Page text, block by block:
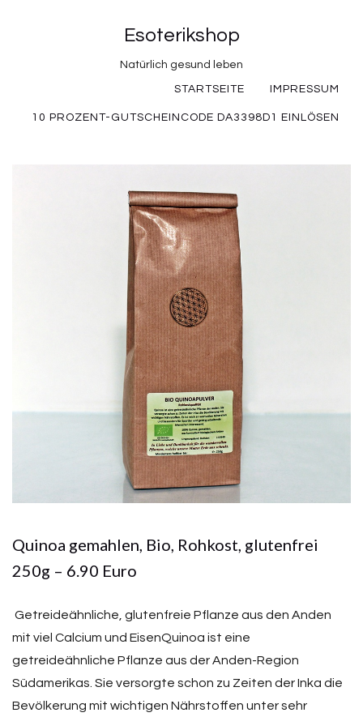
Esoterikshop
Natürlich gesund leben
STARTSEITE IMPRESSUM
10 PROZENT-GUTSCHEINCODE DA3398D1 EINLÖSEN
Quinoa gemahlen, Bio, Rohkost, glutenfrei
250g – 6.90 Euro
Getreideähnliche, glutenfreie Pflanze aus den Anden
mit viel Calcium und EisenQuinoa ist eine
getreideähnliche Pflanze aus der Anden-Region
Südamerikas. Sie versorgte schon zu Zeiten der Inka die
Bevölkerung mit wichtigen Nährstoffen unter sehr